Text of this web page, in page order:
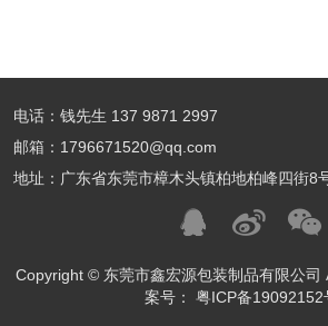
电话：钱先生 137 9871 2997
邮箱：1796671520@qq.com
地址：广东省东莞市樟木头镇柏地柏峰四街8
Copyright © 东莞市鑫宏源包装制品有限公司
案号： 粤ICP备19092152